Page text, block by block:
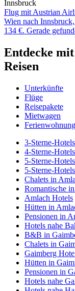
Innsbruck
Flug mit Austrian
Wien nach
134 €. Gerade
Entdecke
Reisen
Unterkünfte
Flüge
Reisepakete
Mietwagen
3-Sterne-
4-Sterne-
5-Sterne-
5-Sterne-
Chalets in
Romantische
Amlach Hotels
Hütten in
Pensionen in
Hotels nahe
B&B in
Chalets in
Gaimberg
Hütten in
Pensionen in
Hotels nahe